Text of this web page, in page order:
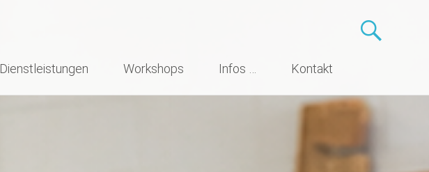
Dienstleistungen Workshops Infos … Kontakt